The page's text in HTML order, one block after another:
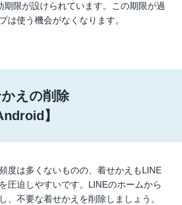
期限が設けられています。この期限が過
は使う機会がなくなります。
えの削除
】
度は多くないものの、着せかえもLINE
圧迫しやすいです。LINEのホームから
、不要な着せかえを削除しましょう。